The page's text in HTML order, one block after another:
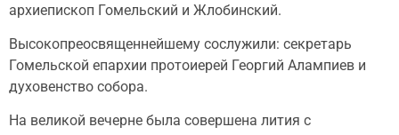
архиепископ Гомельский и Жлобинский.
Высокопреосвященнейшему сослужили: секретарь
Гомельской епархии протоиерей Георгий Алампиев и
духовенство собора.
На великой вечерне была совершена лития с